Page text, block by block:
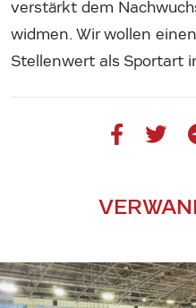
verstärkt dem
widmen. Wir wollen
Stellenwert als Sportart